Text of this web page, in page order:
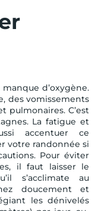
d’oxygène.
des vomissements
pulmonaires. C’est
La fatigue et
accentuer ce
votre randonnée si
Pour éviter
il faut laisser le
s’acclimate au
doucement et
les dénivelés